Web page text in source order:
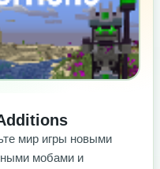
мир игры новыми
мобами и